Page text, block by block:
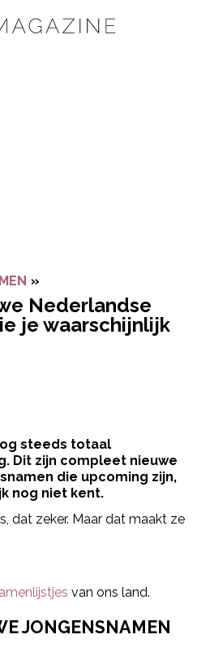
»
Nederlandse
je waarschijnlijk
steeds totaal
Dit zijn compleet nieuwe
die upcoming zijn,
nog niet kent.
dat zeker. Maar dat maakt ze
van ons land.
JONGENSNAMEN